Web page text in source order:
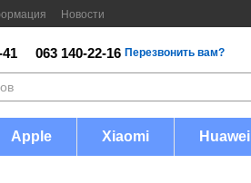
Новости
41 063 140-22-16 Перезвонить вам?
Apple Xiaomi Huawei